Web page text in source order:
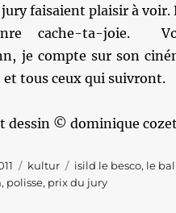
faisaient plaisir à voir.
cache-ta-joie.
je compte sur son
et tous ceux qui suivront.
dessin © dominique
Catégories
kultur Étiquettes
isild le besco, le
, polisse, prix du jury